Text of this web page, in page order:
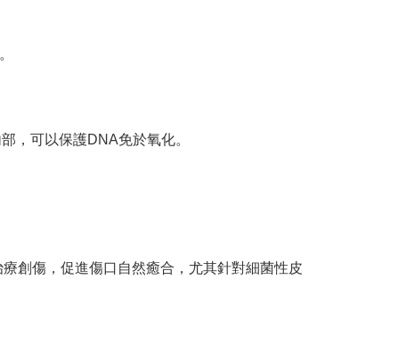
，可以保護DNA免於氧化。
創傷，促進傷口自然癒合，尤其針對細菌性皮